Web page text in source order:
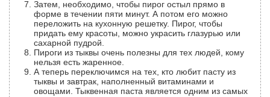
Затем, необходимо, чтобы пирог остыл прямо в
форме в течении пяти минут. А потом его можно
переложить на кухонную решетку. Пирог, чтобы
придать ему красоты, можно украсить глазурью или
сахарной пудрой.
Пироги из тыквы очень полезны для тех людей, кому
нельзя есть жаренное.
А теперь переключимся на тех, кто любит пасту из
тыквы и завтрак, наполненный витаминами и
овощами. Тыквенная паста является одним из самых